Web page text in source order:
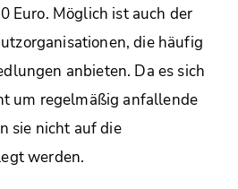
Euro. Möglich ist auch der
die häufig
anbieten. Da es sich
um regelmäßig anfallende
sie nicht auf die
werden.